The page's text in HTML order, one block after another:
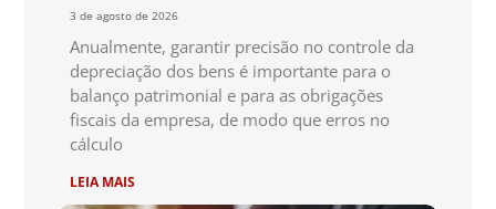
3 de agosto de 2026
Anualmente, garantir precisão no controle da
depreciação dos bens é importante para o
balanço patrimonial e para as obrigações
fiscais da empresa, de modo que erros no
cálculo
LEIA MAIS